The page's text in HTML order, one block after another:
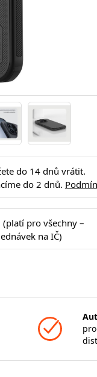
do 14 dnů vrátit.
do 2 dnů.
pro všechny –
na IČ)